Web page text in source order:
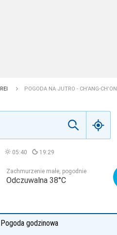
POGODA NA JUTRO - CH’ANG-CH’ON
05:40 19:29
Zachmurzenie małe, pogodnie
Odczuwalna 38°C
Pogoda godzinowa